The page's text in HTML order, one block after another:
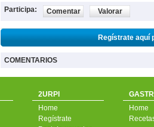
Participa: Comentar Valorar
Regístrate aquí
COMENTARIOS
2URPI
Home
Regístrate
Home